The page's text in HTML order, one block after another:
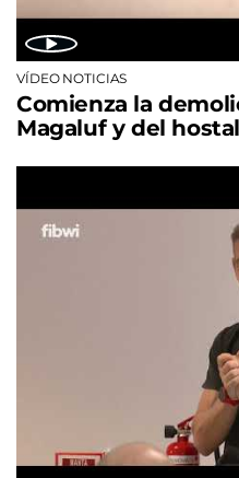
VÍDEO NOTICIAS
Comienza la
Magaluf y del